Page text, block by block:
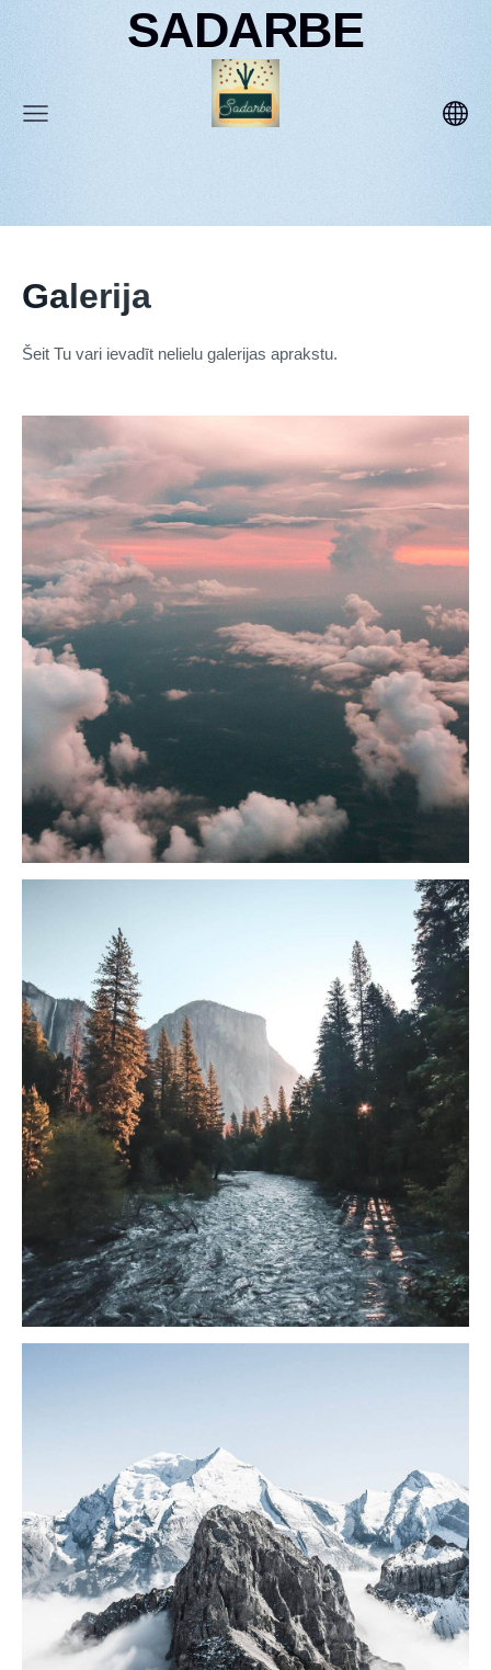
SADARBE
Galerija
Šeit Tu vari ievadīt nelielu galerijas aprakstu.